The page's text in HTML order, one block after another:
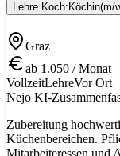
Lehre Koch:Köchin(m/
Graz
ab 1.050 / Monat
VollzeitLehreVor Ort
Nejo KI-
Zubereitung
Küchenbereichen.
Mitarbeiteressen und